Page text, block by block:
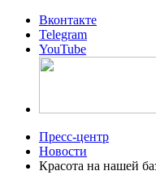
Вконтакте
Telegram
YouTube
Пресс-центр
Новости
Красота на нашей